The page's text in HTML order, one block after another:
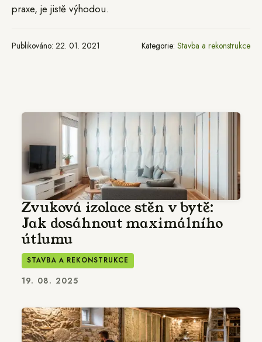
praxe, je jistě výhodou.
Publikováno: 22. 01. 2021 Kategorie: Stavba a rekonstrukce
Zvuková izolace stěn v bytě:
Jak dosáhnout maximálního
útlumu
STAVBA A REKONSTRUKCE
19. 08. 2025